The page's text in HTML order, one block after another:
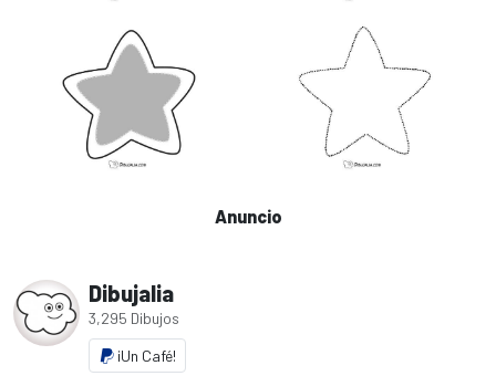
Anuncio
Dibujalia
3,295 Dibujos
¡Un Café!